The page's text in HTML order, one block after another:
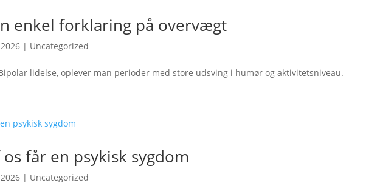
enkel forklaring på overvægt
| Uncategorized
lidelse, oplever man perioder med store udsving i humør og aktivitetsniveau.
får en psykisk sygdom
| Uncategorized